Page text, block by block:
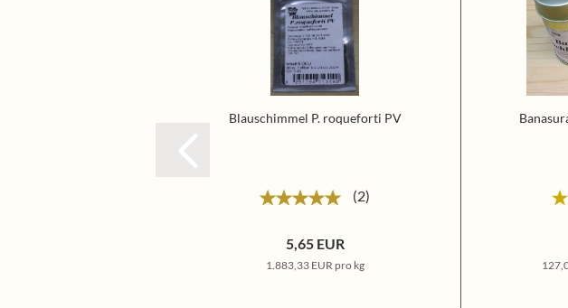
Blauschimmel P. roqueforti PV
2
5,65 EUR
1.883,33 EUR pro kg